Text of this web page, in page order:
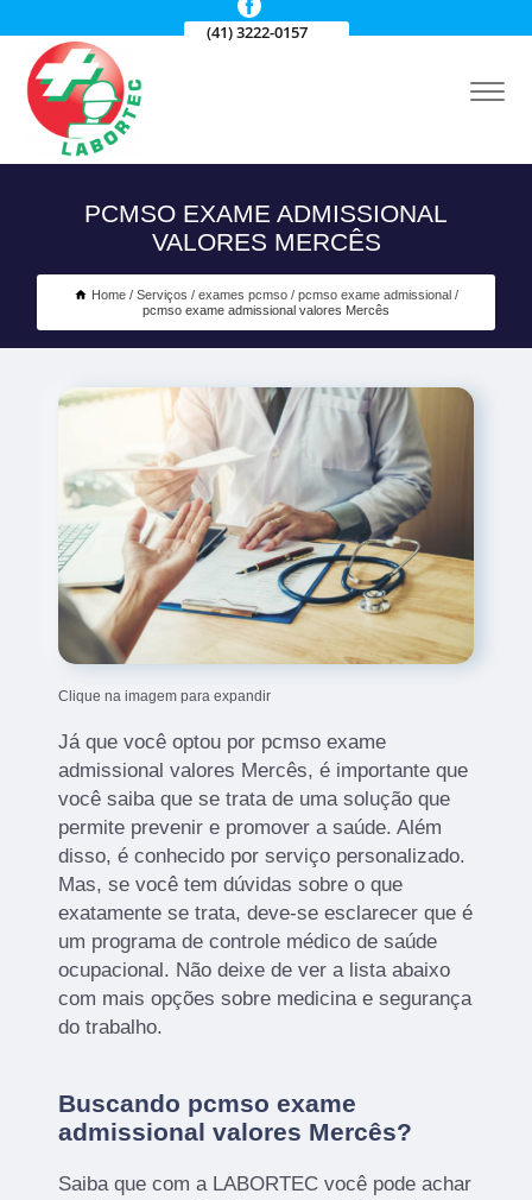
(41) 3222-0157
PCMSO EXAME ADMISSIONAL
VALORES MERCÊS
Home Serviços exames pcmso
pcmso exame admissional
pcmso exame admissional valores Mercês
Clique na imagem para expandir
Já que você optou por pcmso exame
admissional valores Mercês, é importante que
você saiba que se trata de uma solução que
permite prevenir e promover a saúde. Além
disso, é conhecido por serviço personalizado.
Mas, se você tem dúvidas sobre o que
exatamente se trata, deve-se esclarecer que é
um programa de controle médico de saúde
ocupacional. Não deixe de ver a lista abaixo
com mais opções sobre medicina e segurança
do trabalho.
Buscando pcmso exame
admissional valores Mercês?
Saiba que com a LABORTEC você pode achar